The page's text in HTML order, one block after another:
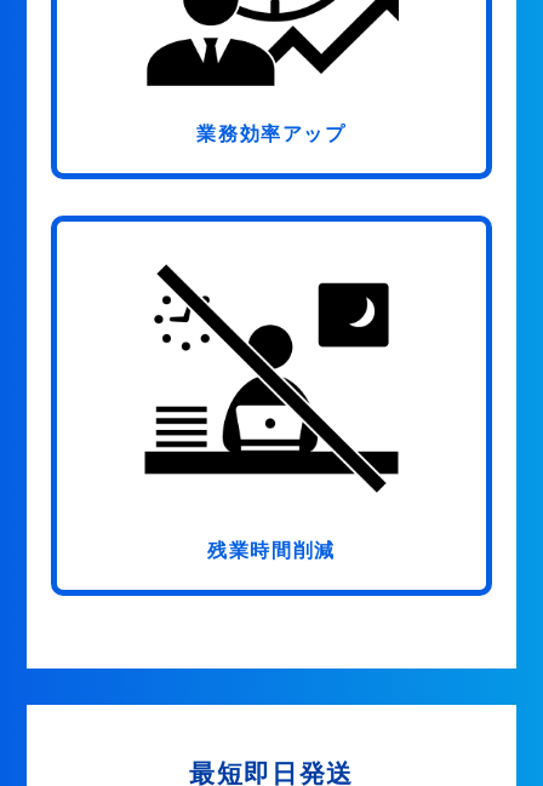
業務効率アップ
残業時間削減
最短即日発送